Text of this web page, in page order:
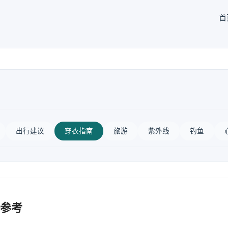
出行建议 穿衣指南 旅游 紫外线 钓鱼
考